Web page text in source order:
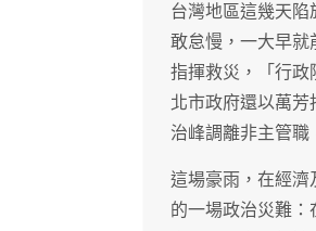
台灣地區這幾天
敢怠慢，一大早就
指揮救災，「行政
北市政府還以萬
治峰調離非主管職
這場豪雨，在經濟
的一場政治災難